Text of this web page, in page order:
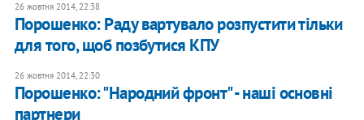
26 жовтня 2014, 22:38
Порошенко: Раду вартувало розпустити тільки
для того, щоб позбутися КПУ
26 жовтня 2014, 22:30
Порошенко: "Народний фронт" - наші основні
партнери